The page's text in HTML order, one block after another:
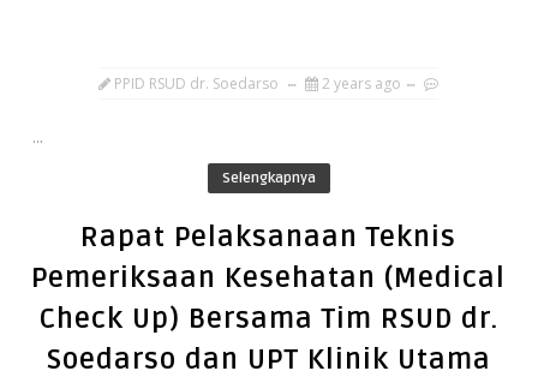
PPID RSUD dr. Soedarso 2 years ago
...
Selengkapnya
Rapat Pelaksanaan Teknis
Pemeriksaan Kesehatan (Medical
Check Up) Bersama Tim RSUD dr.
Soedarso dan UPT Klinik Utama